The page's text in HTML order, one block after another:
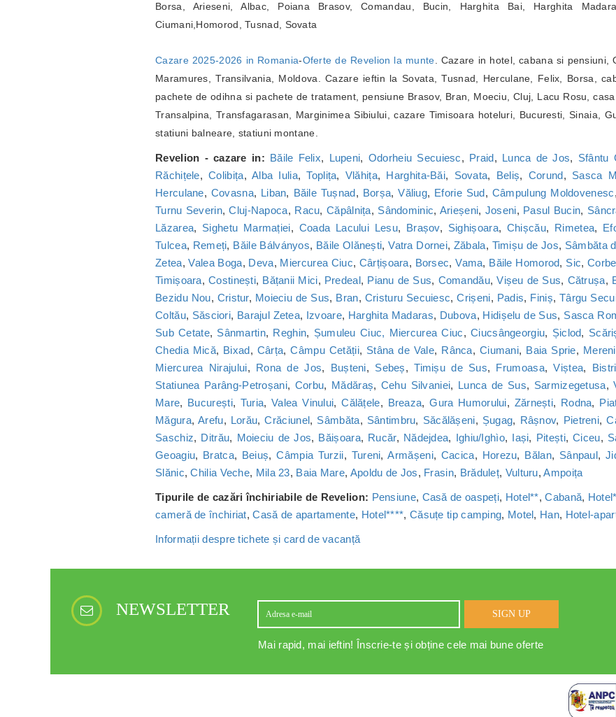
Borsa, Arieseni, Albac, Poiana Brasov, Comandau, Bucin, Harghita Bai, Harghita
Ciumani,Homorod, Tusnad, Sovata
Cazare 2025-2026 in Romania-Oferte de Revelion la munte. Cazare in hotel, cabana si pensiuni,
Maramures, Transilvania, Moldova. Cazare ieftin la Sovata, Tusnad, Herculane, Felix, Borsa,
pachete de odihna si pachete de tratament, pensiune Brasov, Bran, Moeciu, Cluj, Lacu Rosu,
Transalpina, Transfagarasan, Marginimea Sibiului, cazare Timisoara hoteluri, Bucuresti, Sinaia,
statiuni balneare, statiuni montane.
Revelion - cazare in: Băile Felix, Lupeni, Odorheiu Secuiesc, Praid, Lunca de Jos, Sfântu
Răchițele,Colibița,Alba Iulia,Toplița, Vlăhița, Harghita-Băi, Sovata, Beliș, Corund, Sasca
Herculane, Covasna, Liban, Băile Tușnad, Borșa,Văliug, Eforie Sud, Câmpulung Moldovenesc,
Turnu Severin,Cluj-Napoca, Racu, Căpâlnița, Sândominic, Arieșeni, Joseni, Pasul Bucin,
Lăzarea, Sighetu Marmației, Coada Lacului Lesu, Brașov, Sighișoara, Chișcău, Rimetea,
Tulcea, Remeți, Băile Bálványos, Băile Olănești,Vatra Dornei, Zăbala, Timișu de Jos, Sâmbăta
Zetea,Valea Boga, Deva, Miercurea Ciuc, Cârțișoara, Borsec,Vama, Băile Homorod, Sic,
Timișoara, Costinești, Bățanii Mici, Predeal, Pianu de Sus, Comandău,Vișeu de Sus, Cătrușa,
Bezidu Nou, Cristur, Moieciu de Sus, Bran, Cristuru Secuiesc,Crișeni, Padis, Finiș,Târgu
Coltău, Săsciori, Barajul Zetea, Izvoare, Harghita Madaras, Dubova, Hidișelu de Sus, Sasca
Sub Cetate, Sânmartin, Reghin, Șumuleu Ciuc, Miercurea Ciuc,Ciucsângeorgiu, Șiclod,
Chedia Mică, Bixad, Cârța,Câmpu Cetății, Stâna de Vale, Rânca, Ciumani, Baia Sprie, Mereni
Miercurea Nirajului, Rona de Jos, Bușteni, Sebeș,Timișu de Sus, Frumoasa,Viștea,
Statiunea Parâng-Petroșani, Corbu, Mădăraș, Cehu Silvaniei, Lunca de Sus, Sarmizegetusa,
Mare, București, Turia,Valea Vinului,Călățele, Breaza,Gura Humorului, Zărnești, Rodna,
Măgura,Arefu, Lorău,Crăciunel, Sâmbăta, Sântimbru, Săcălășeni, Șugag, Râșnov, Pietreni,
Saschiz, Ditrău, Moieciu de Jos, Băișoara, Rucăr, Nădejdea, Ighiu/Ighìo, Iași, Pitești,Ciceu,
Geoagiu, Bratca, Beiuș,Câmpia Turzii, Tureni,Armășeni, Cacica, Horezu, Bălan, Sânpaul,
Slănic,Chilia Veche, Mila 23, Baia Mare, Apoldu de Jos, Frasin, Brăduleț, Vulturu,Ampoița
Tipurile de cazări închiriabile de Revelion: Pensiune, Casă de oaspeți, Hotel**,Cabană,
cameră de închiriat,Casă de apartamente, Hotel****, Căsuțe tip camping, Motel, Han, Hotel-
Informații despre tichete și card de vacanță
NEWSLETTER SIGN UP
Mai rapid, mai ieftin! Înscrie-te și obține cele mai bune oferte